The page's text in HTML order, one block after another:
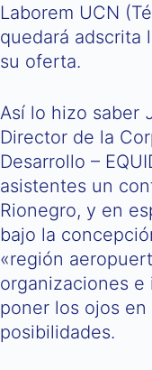
Laborem UCN
quedará adscrita
su oferta.
Así lo hizo saber
Director de la
Desarrollo –
asistentes un
Rionegro, y en
bajo la
«región
organizaciones
poner los ojos
posibilidades.